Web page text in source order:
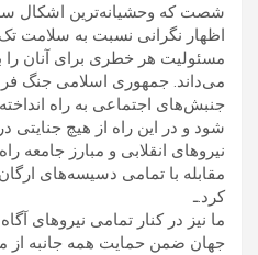
شصت که وحشیانه‌ترین اشکال
اظهار نگرانی نسبت به سلامت
مسئولیت هر خطری برای آنان
می‌داند. جمهوری اسلامی جنگ
جنبش‌های اجتماعی به راه
شود و در این راه از هیچ جنایتی
نیروهای انقلابی و مبارز جامعه
مقابله با تمامی دسیسه‌های
کرد.ـ
ما نیز در کنار تمامی نیروهای
جهان ضمن حمایت همه جانبه از